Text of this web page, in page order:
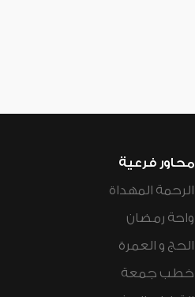
محاور فرعية
الرحمة المهداة
واحة رمضان
الحج و العمرة
خطب جمعة